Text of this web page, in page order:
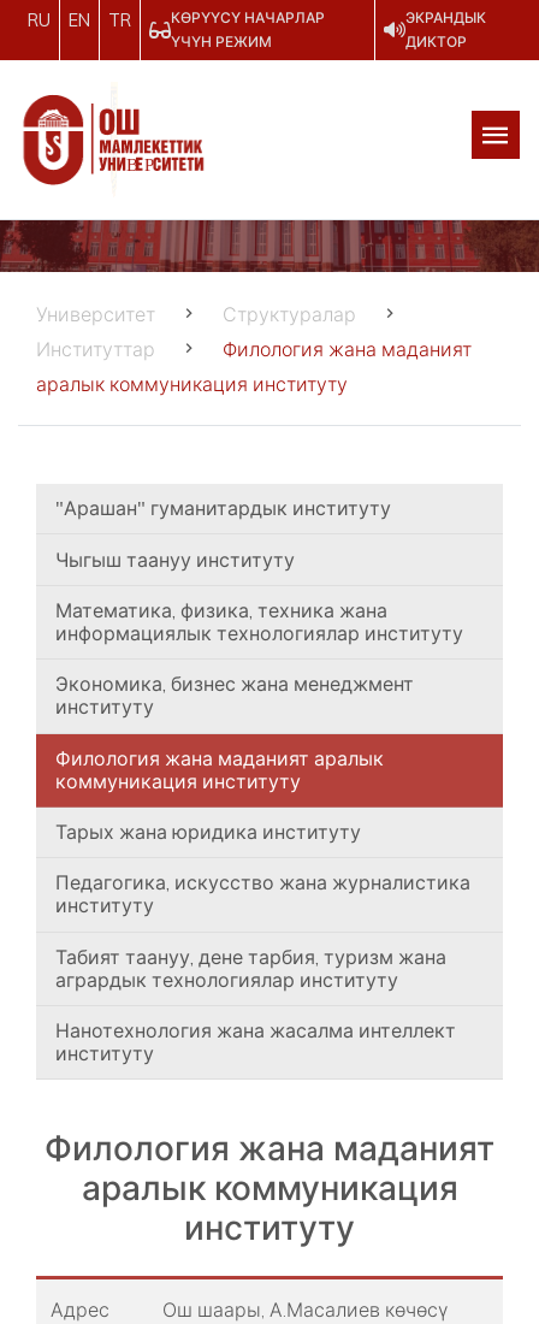
RU EN TR
КӨРҮҮСҮ НАЧАРЛАР
ҮЧҮН РЕЖИМ
ЭКРАНДЫК
ДИКТОР
Университет
Структуралар
Институттар
Филология жана маданият
аралык коммуникация институту
"Арашан" гуманитардык институту
Чыгыш таануу институту
Математика, физика, техника жана
информациялык технологиялар институту
Экономика, бизнес жана менеджмент
институту
Филология жана маданият аралык
коммуникация институту
Тарых жана юридика институту
Педагогика, искусство жана журналистика
институту
Табият таануу, дене тарбия, туризм жана
агрардык технологиялар институту
Нанотехнология жана жасалма интеллект
институту
Филология жана маданият
аралык коммуникация
институту
Адрес
Ош шаары, А.Масалиев көчөсү